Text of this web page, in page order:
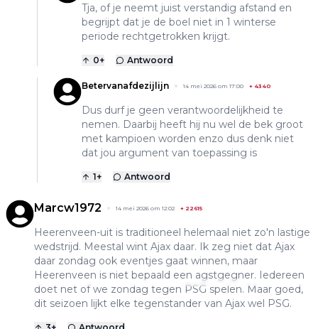
Tja, of je neemt juist verstandig afstand en
begrijpt dat je de boel niet in 1 winterse
periode rechtgetrokken krijgt.
0+ Antwoord
Betervanafdezijlijn 14 mei 2026 om 17:00 + 4340
Dus durf je geen verantwoordelijkheid te
nemen. Daarbij heeft hij nu wel de bek groot
met kampioen worden enzo dus denk niet
dat jou argument van toepassing is
1+ Antwoord
Marcw1972 14 mei 2026 om 12:02 + 22615
Heerenveen-uit is traditioneel helemaal niet zo'n lastige
wedstrijd. Meestal wint Ajax daar. Ik zeg niet dat Ajax
daar zondag ook eventjes gaat winnen, maar
Heerenveen is niet bepaald een agstgegner. Iedereen
doet net of we zondag tegen PSG spelen. Maar goed,
dit seizoen lijkt elke tegenstander van Ajax wel PSG.